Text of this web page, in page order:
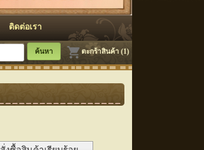
ติดต่อเรา
ตะกร้าสินค้า (1)